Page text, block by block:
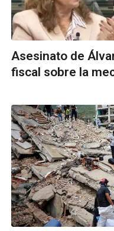
Asesinato de
fiscal sobre la